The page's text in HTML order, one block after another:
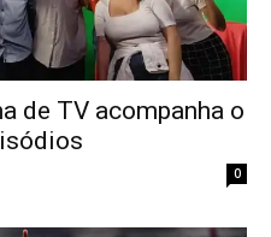
de TV acompanha o
0